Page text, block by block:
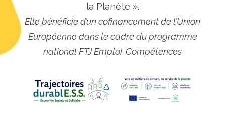
la Planète ».
Elle bénéficie d’un cofinancement de l’Union
Européenne dans le cadre du programme
national FTJ Emploi-Compétences